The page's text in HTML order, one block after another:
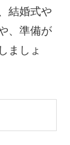
結婚式や
、準備が
ましょ